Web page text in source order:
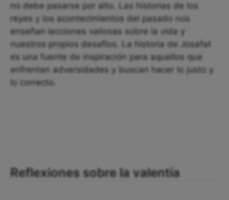
no debe pasarse por alto. Las historias de los
reyes y los acontecimientos del pasado nos
enseñan lecciones valiosas sobre la vida y
nuestros propios desafíos. La historia de Josafat
es una fuente de inspiración para aquellos que
enfrentan adversidades y buscan hacer lo justo y
lo correcto.
Reflexiones sobre la valentía